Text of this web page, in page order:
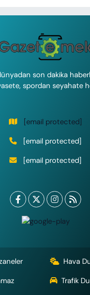
son dakika
spordan seyahate
[email protected]
[email protected]
[email protected]
Hava
Trafik